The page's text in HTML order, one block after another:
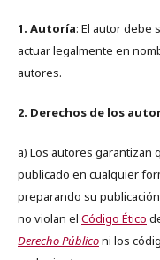
1. Autoría: El autor debe
actuar legalmente en
autores.
2. Derechos de los
a) Los autores garantizan
publicado en cualquier
preparando su
no violan el Código Ético
Derecho Públiconi los